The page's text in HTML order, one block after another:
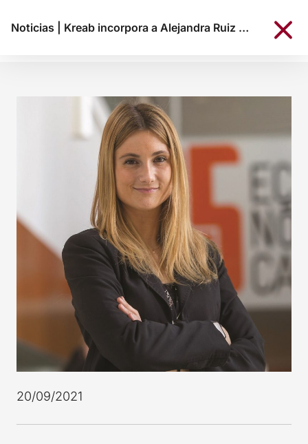
Noticias Kreab incorpora a Alejandra Ruiz como nueva directora de Public & Brand Awareness
20/09/2021